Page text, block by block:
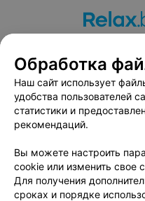
Вакансии
Публичный договор
Связаться по
Написать
Обработка
Наш сайт использует
удобства пользователей
статистики и
рекомендаций.
Вы можете настроить
cookie или изменить свое
Для получения
сроках и порядке